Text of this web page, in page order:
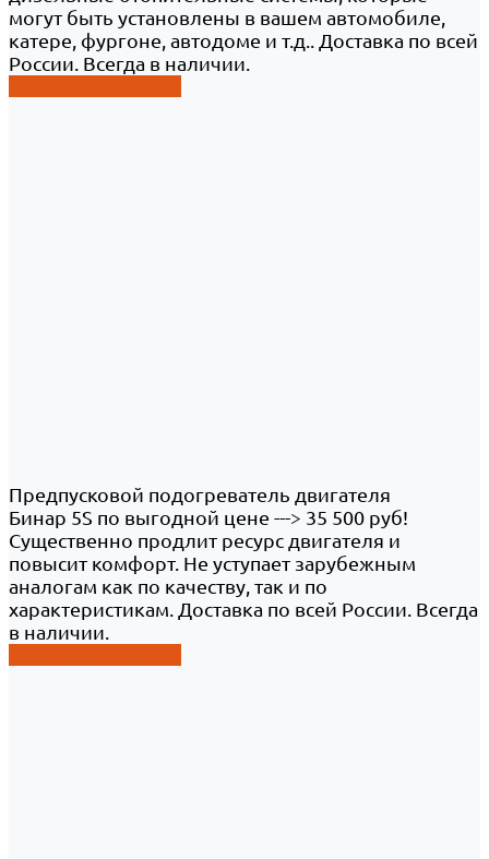
могут быть установлены в вашем автомобиле,
катере, фургоне, автодоме и т.д.. Доставка по всей
России. Всегда в наличии.
Предпусковой подогреватель двигателя
Бинар 5S по выгодной цене ---> 35 500 руб!
Существенно продлит ресурс двигателя и
повысит комфорт. Не уступает зарубежным
аналогам как по качеству, так и по
характеристикам. Доставка по всей России. Всегда
в наличии.